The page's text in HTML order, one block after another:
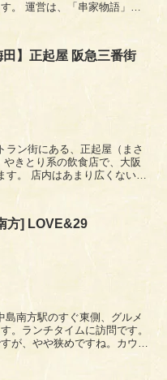
物語」
...
田】正起屋 阪急三番街
ラン街にある、正起屋（まさ
きとり系の飲食店で、大阪
ない感
方] LOVE&29
南方駅のすぐ東側、グルメ
。ランチタイムに訪問です。
が、やや狭めですね。カウン